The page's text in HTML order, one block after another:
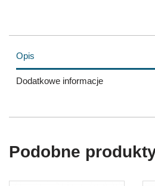
Opis
Dodatkowe informacje
Podobne